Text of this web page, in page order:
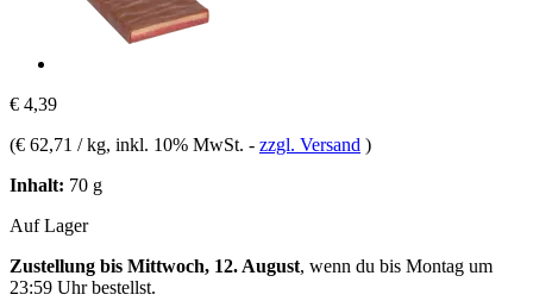
€ 4,39
(€ 62,71 / kg, inkl. 10% MwSt. - zzgl. Versand )
Inhalt: 70 g
Auf Lager
Zustellung bis Mittwoch, 12. August, wenn du bis Montag um
23:59 Uhrbestellst.